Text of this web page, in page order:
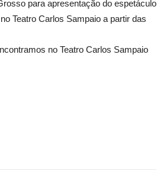
para apresentação do espetáculo
Teatro Carlos Sampaio a partir das
no Teatro Carlos Sampaio